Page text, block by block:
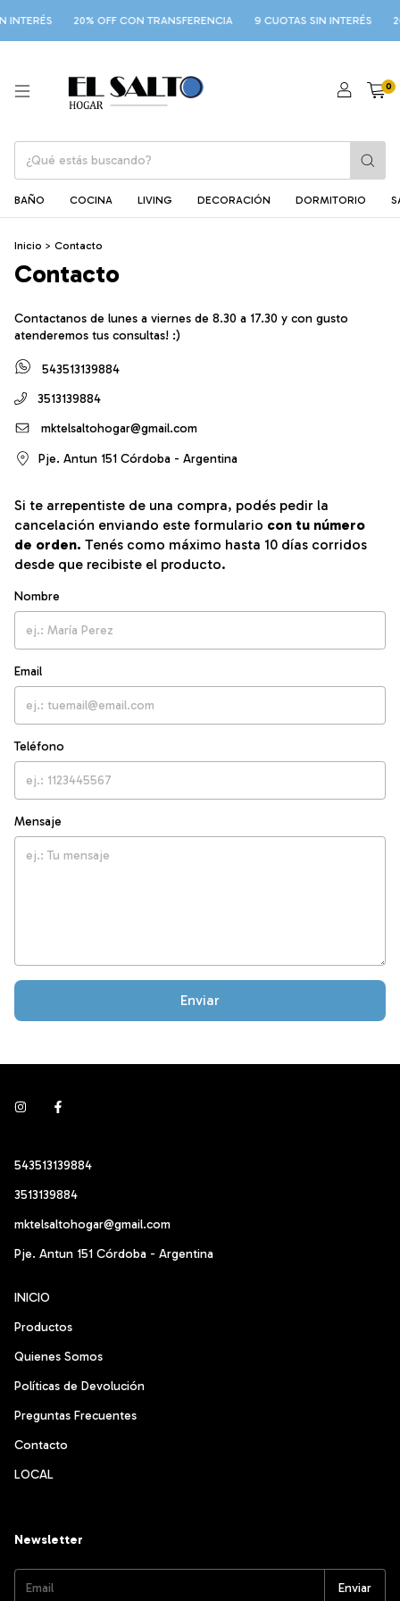
20% OFF CON TRANSFERENCIA 9 CUOTAS SIN INTERÉS
0
BAÑO COCINA LIVING DECORACIÓN DORMITORIO
Inicio > Contacto
Contacto
Contactanos de lunes a viernes de 8.30 a 17.30 y con gusto
atenderemos tus consultas! :)
543513139884
3513139884
mktelsaltohogar@gmail.com
Pje. Antun 151 Córdoba - Argentina
Si te arrepentiste de una compra, podés pedir la
cancelación enviando este formulario con tu número
de orden. Tenés como máximo hasta 10 días corridos
desde que recibiste el producto.
Nombre
Email
Teléfono
Mensaje
Enviar
543513139884
3513139884
mktelsaltohogar@gmail.com
Pje. Antun 151 Córdoba - Argentina
INICIO
Productos
Quienes Somos
Políticas de Devolución
Preguntas Frecuentes
Contacto
LOCAL
Newsletter